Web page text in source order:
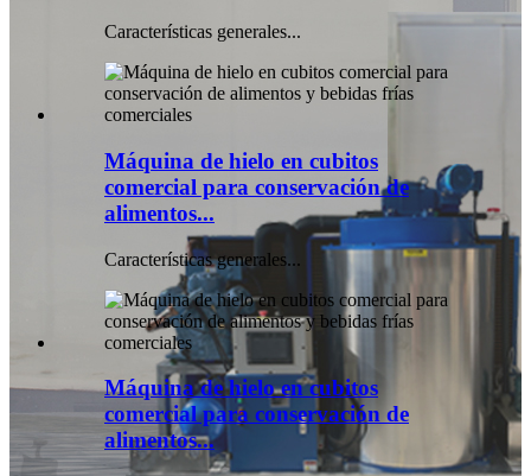
Características generales...
Máquina de hielo en cubitos
comercial para conservación de
alimentos...
Características generales...
Máquina de hielo en cubitos
comercial para conservación de
alimentos...